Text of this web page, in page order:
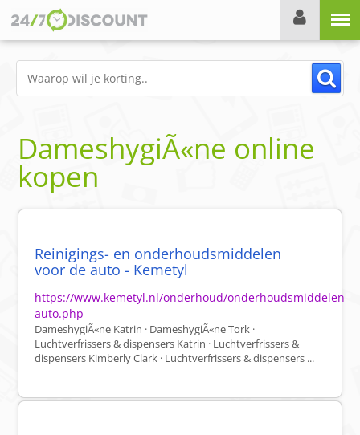
DameshygiÃ«ne online
kopen
Reinigings- en onderhoudsmiddelen
voor de auto - Kemetyl
https://www.kemetyl.nl/onderhoud/onderhoudsmiddelen-
auto.php
DameshygiÃ«ne Katrin · DameshygiÃ«ne Tork ·
Luchtverfrissers & dispensers Katrin · Luchtverfrissers &
dispensers Kimberly Clark · Luchtverfrissers & dispensers ...